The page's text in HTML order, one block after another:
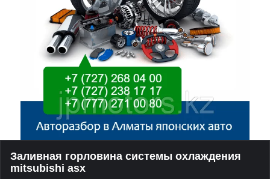
Заливная горловина системы охлаждения
mitsubishi asx